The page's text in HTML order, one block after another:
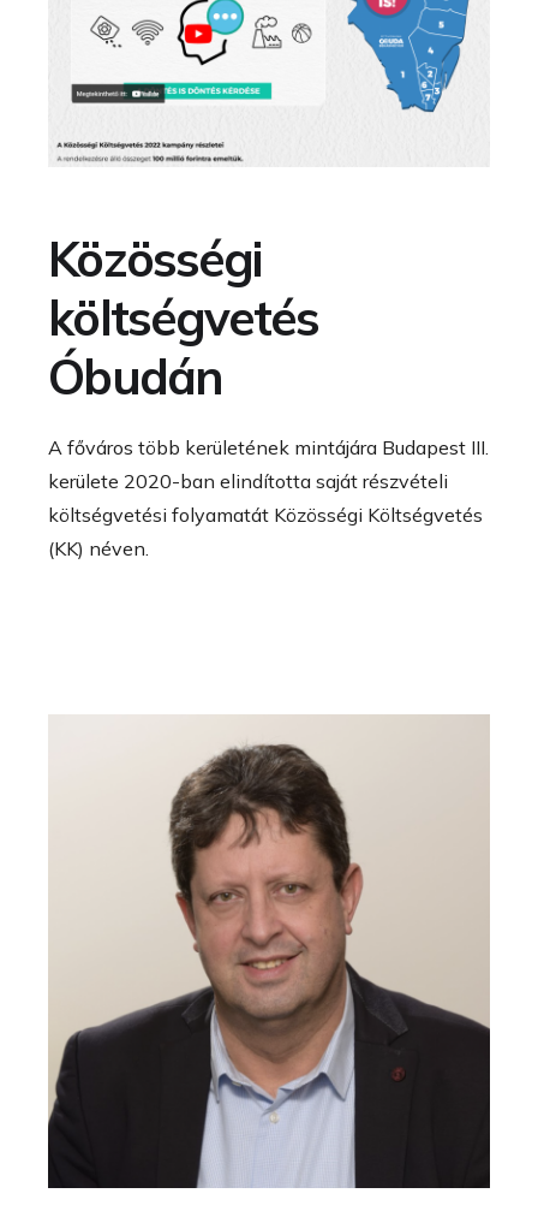
Közösségi
költségvetés
Óbudán
A főváros több kerületének mintájára Budapest III.
kerülete 2020-ban elindította saját részvételi
költségvetési folyamatát Közösségi Költségvetés
(KK) néven.